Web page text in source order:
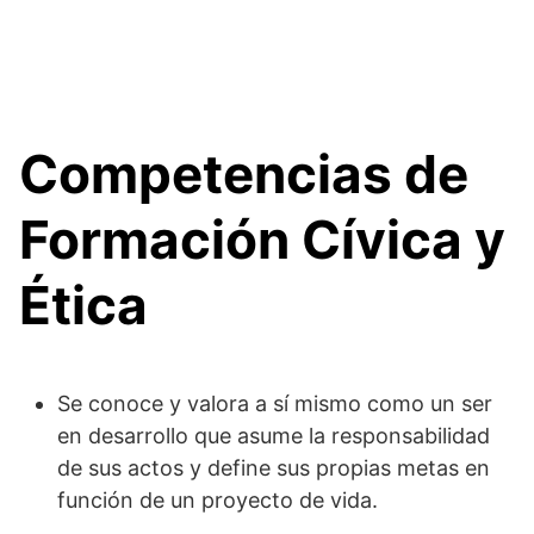
Competencias de
Formación Cívica y
Ética
Se conoce y valora a sí mismo como un ser
en desarrollo que asume la responsabilidad
de sus actos y define sus propias metas en
función de un proyecto de vida.